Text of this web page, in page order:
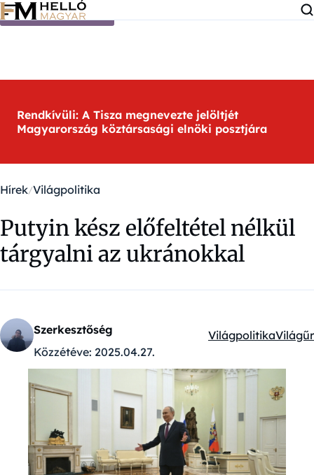
Ugrás a tartalomra
Rendkívüli: A Tisza megnevezte jelöltjét
Magyarország köztársasági elnöki posztjára
Hírek Világpolitika
Putyin kész előfeltétel nélkül
tárgyalni az ukránokkal
Szerkesztőség
Közzétéve: 2025.04.27.
Kategóriák:
VilágpolitikaVilágűr